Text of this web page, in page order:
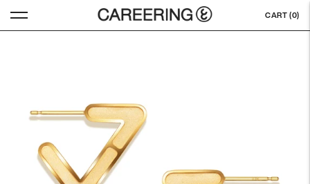
CART (0)